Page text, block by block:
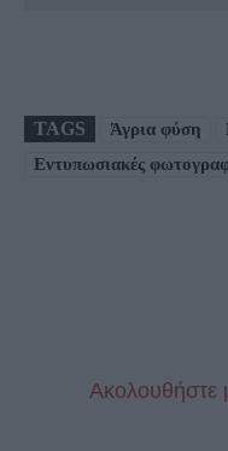
TAGS Άγρια φύση
Εντυπωσιακές
Aκολουθήστε